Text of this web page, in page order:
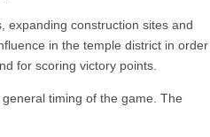
expanding construction sites and
in the temple district in order
for scoring victory points.
timing of the game. The